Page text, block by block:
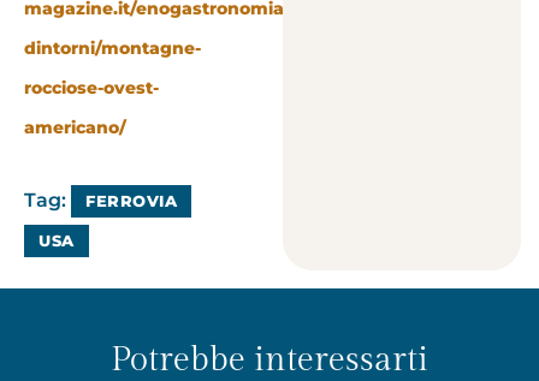
magazine.it/enogastronomia-
dintorni/montagne-
rocciose-ovest-
americano/
Tag: FERROVIA
USA
Potrebbe interessarti